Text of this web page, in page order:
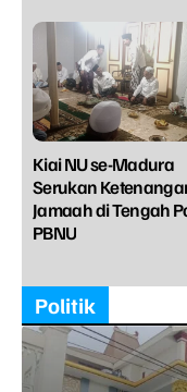
Kiai NU se-Madura
Serukan
Jamaah di Tengah
PBNU
Politik